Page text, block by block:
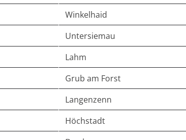
Winkelhaid
Untersiemau
Lahm
Grub am Forst
Langenzenn
Höchstadt